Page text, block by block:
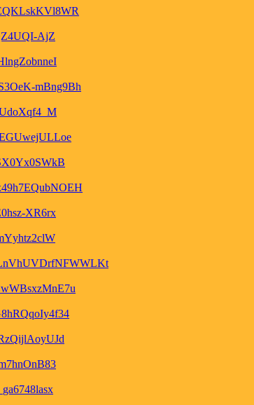
AjZ
mBng9Bh
XR6rx